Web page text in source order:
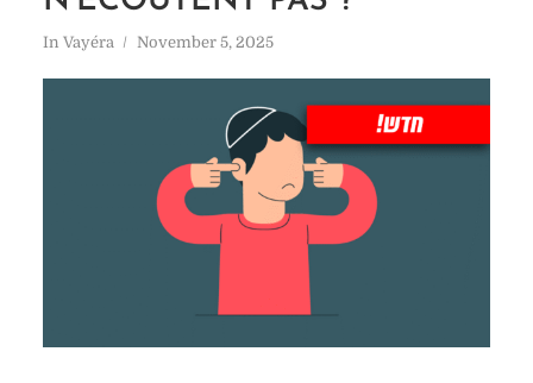
In Vayéra November 5, 2025